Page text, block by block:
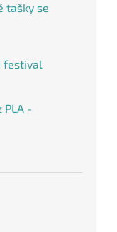
tašky se
festival
PLA -